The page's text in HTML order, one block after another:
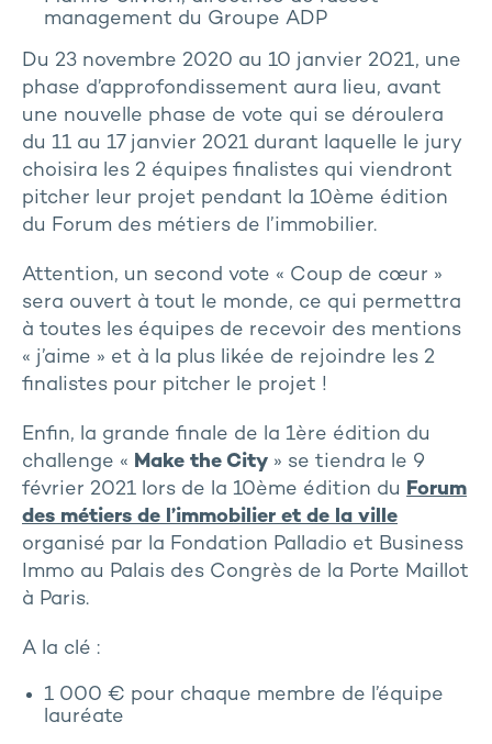
management du Groupe ADP
Du 23 novembre 2020 au 10 janvier 2021, une
phase d’approfondissement aura lieu, avant
une nouvelle phase de vote qui se déroulera
du 11 au 17 janvier 2021 durant laquelle le jury
choisira les 2 équipes finalistes qui viendront
pitcher leur projet pendant la 10ème édition
du Forum des métiers de l’immobilier.
Attention, un second vote « Coup de cœur »
sera ouvert à tout le monde, ce qui permettra
à toutes les équipes de recevoir des mentions
« j’aime » et à la plus likée de rejoindre les 2
finalistes pour pitcher le projet !
Enfin, la grande finale de la 1ère édition du
challenge « Make the City » se tiendra le 9
février 2021 lors de la 10ème édition du Forum
des métiers de l’immobilier et de la ville
organisé par la Fondation Palladio et Business
Immo au Palais des Congrès de la Porte Maillot
à Paris.
A la clé :
1 000 € pour chaque membre de l’équipe
lauréate